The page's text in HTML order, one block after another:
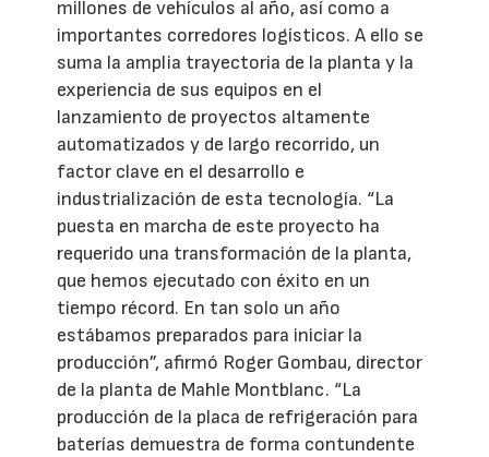
millones de vehículos al año, así como a
importantes corredores logísticos. A ello se
suma la amplia trayectoria de la planta y la
experiencia de sus equipos en el
lanzamiento de proyectos altamente
automatizados y de largo recorrido, un
factor clave en el desarrollo e
industrialización de esta tecnología. “La
puesta en marcha de este proyecto ha
requerido una transformación de la planta,
que hemos ejecutado con éxito en un
tiempo récord. En tan solo un año
estábamos preparados para iniciar la
producción”, afirmó Roger Gombau, director
de la planta de Mahle Montblanc. “La
producción de la placa de refrigeración para
baterías demuestra de forma contundente